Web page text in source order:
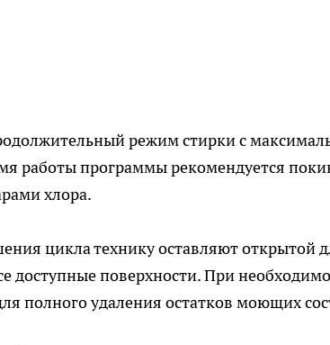
режим стирки с
работы программы рекомендуется
хлора.
цикла технику оставляют открытой
доступные поверхности. При
полного удаления остатков моющих